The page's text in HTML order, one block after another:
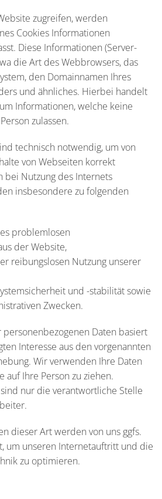
zugreifen, werden
Cookies Informationen
Diese Informationen (Server-
die Art des Webbrowsers, das
den Domainnamen Ihres
und ähnliches. Hierbei handelt
Informationen, welche keine
zulassen.
technisch notwendig, um von
von Webseiten korrekt
bei Nutzung des Internets
insbesondere zu folgenden
problemlosen
der Website,
reibungslosen Nutzung unserer
und -stabilität sowie
Zwecken.
Daten basiert
Interesse aus den vorgenannten
Wir verwenden Ihre Daten
auf Ihre Person zu ziehen.
nur die verantwortliche Stelle
dieser Art werden von uns ggfs.
um unseren Internetauftritt und die
zu optimieren.